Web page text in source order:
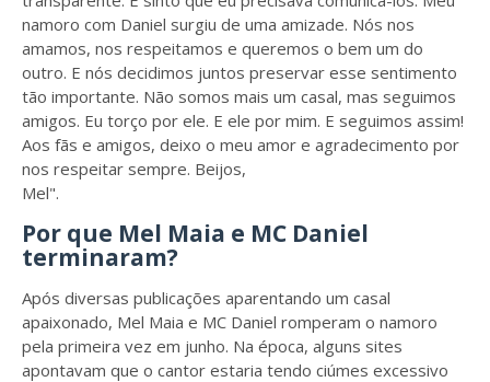
namoro com Daniel surgiu de uma amizade. Nós nos
amamos, nos respeitamos e queremos o bem um do
outro. E nós decidimos juntos preservar esse sentimento
tão importante. Não somos mais um casal, mas seguimos
amigos. Eu torço por ele. E ele por mim. E seguimos assim!
Aos fãs e amigos, deixo o meu amor e agradecimento por
nos respeitar sempre. Beijos,
Mel".
Por que Mel Maia e MC Daniel
terminaram?
Após diversas publicações aparentando um casal
apaixonado, Mel Maia e MC Daniel romperam o namoro
pela primeira vez em junho. Na época, alguns sites
apontavam que o cantor estaria tendo ciúmes excessivo